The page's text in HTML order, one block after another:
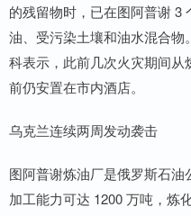
的残留物时，已在图阿普谢 3
油、受污染土壤和油水混合物
科表示，此前几次火灾期间从
前仍安置在市内酒店。
乌克兰连续两周发动袭击
图阿普谢炼油厂是俄罗斯石
加工能力可达 1200 万吨，炼